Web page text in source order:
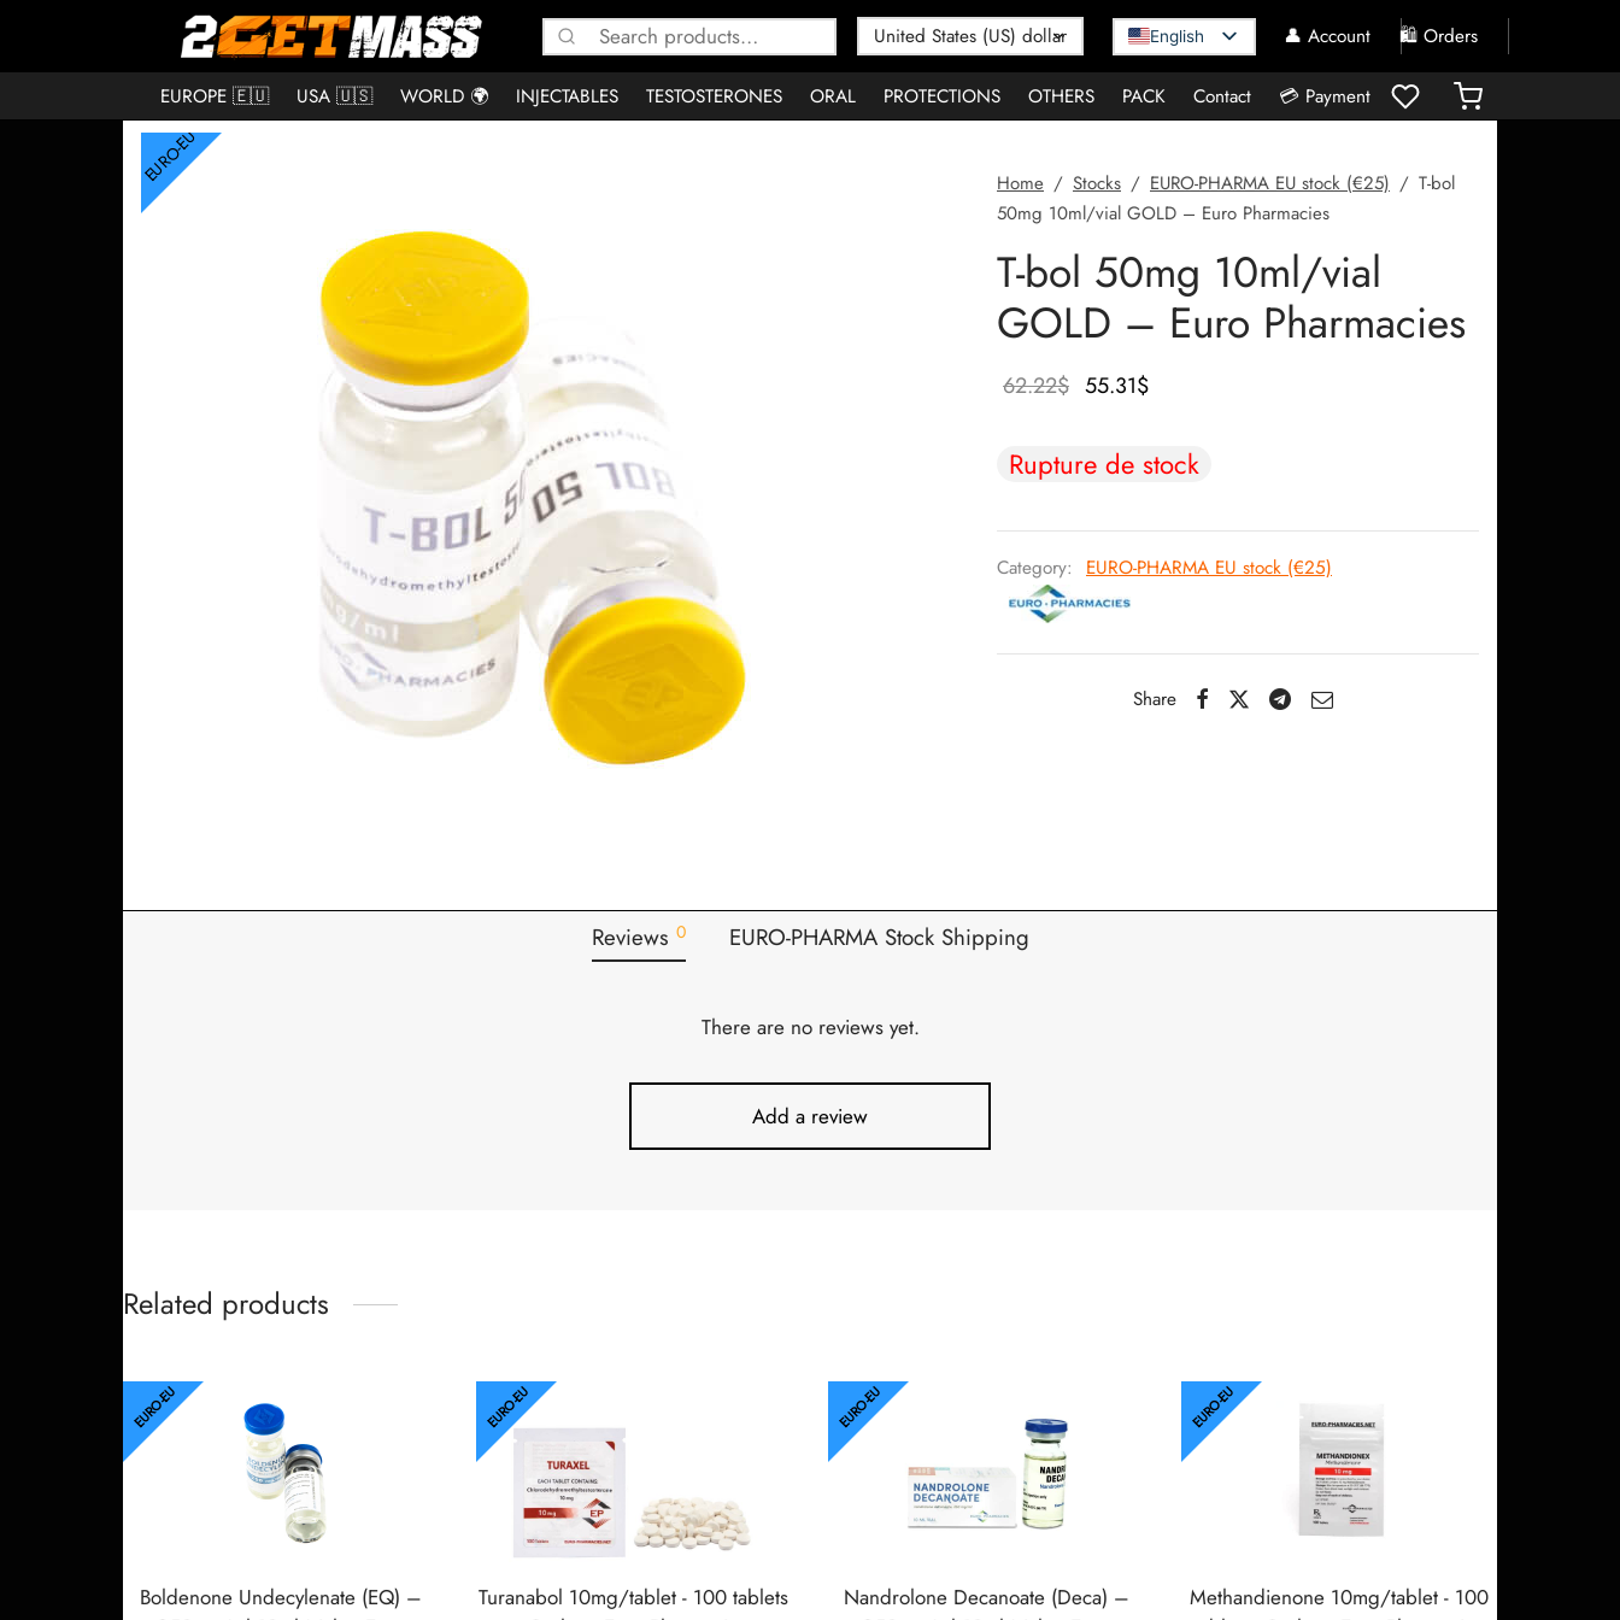
Search
for:
English 👤 Account 🛍️ Orders
EUROPE 🇪🇺 USA 🇺🇸 WORLD 🌍 INJECTABLES TESTOSTERONES ORAL PROTECTIONS OTHERS PACK Contact 💳 Payment
EURO-EU Home / Stocks / EURO-PHARMA EU stock (€25) / T-bol
50mg 10ml/vial GOLD – Euro Pharmacies
T-bol 50mg 10ml/vial
GOLD – Euro Pharmacies
62.22$ Le prix
était :
55.31$
est :
Rupture de stock
Category: EURO-PHARMA EU stock (€25)
Share
Reviews 0 EURO-PHARMA Stock Shipping
There are no reviews yet.
Add a review
Related products
EURO-EU
Boldenone Undecylenate (EQ) –
EURO-EU
Turanabol 10mg/tablet - 100 tablets
EURO-EU
Nandrolone Decanoate (Deca) –
EURO-EU
Methandienone 10mg/tablet - 100